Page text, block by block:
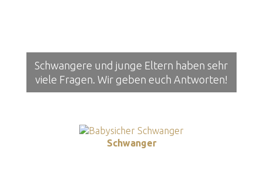
Schwangere und junge Eltern haben sehr
viele Fragen. Wir geben euch Antworten!
Schwanger